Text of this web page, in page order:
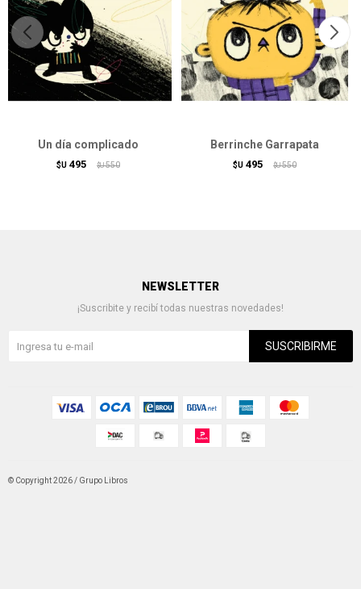
Un día complicado
$U 495 $U 550
Berrinche Garrapata
$U 495 $U 550
NEWSLETTER
¡Suscribite y recibí todas nuestras novedades!
SUSCRIBIRME
© Copyright 2026 / Grupo Libros